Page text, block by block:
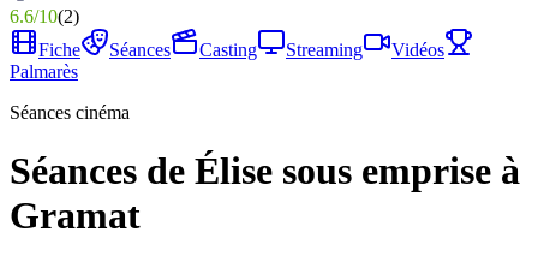
6.6/10(2)
Fiche
Séances Casting Streaming
Vidéos
Palmarès
Séances cinéma
Séances de Élise sous emprise à
Gramat